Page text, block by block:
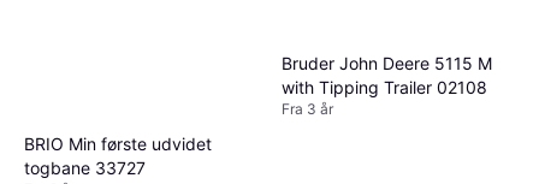
BRIO Min første udvidet
togbane 33727
Bruder John Deere 5115 M
with Tipping Trailer 02108
Fra 3 år